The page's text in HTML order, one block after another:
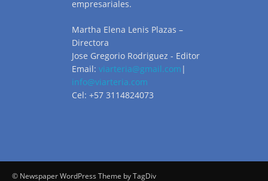
empresariales.
Martha Elena Lenis Plazas –
Directora
Jose Gregorio Rodriguez - Editor
Email: viarteria@gmail.com |
info@viarteria.com
Cel: +57 3114824073
© Newspaper WordPress Theme by TagDiv